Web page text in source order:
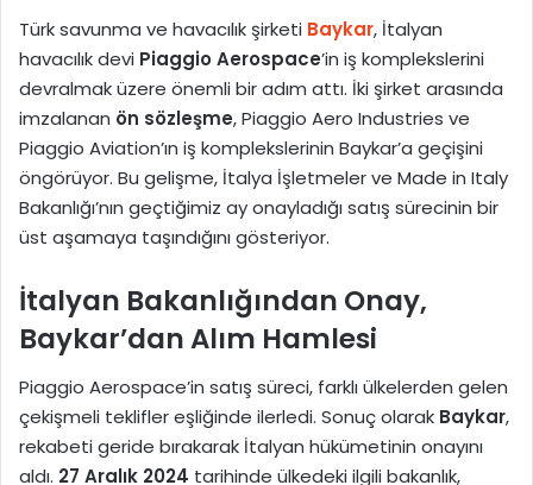
Türk savunma ve havacılık şirketi Baykar, İtalyan
havacılık devi Piaggio Aerospace’in iş komplekslerini
devralmak üzere önemli bir adım attı. İki şirket arasında
imzalanan ön sözleşme, Piaggio Aero Industries ve
Piaggio Aviation’ın iş komplekslerinin Baykar’a geçişini
öngörüyor. Bu gelişme, İtalya İşletmeler ve Made in Italy
Bakanlığı’nın geçtiğimiz ay onayladığı satış sürecinin bir
üst aşamaya taşındığını gösteriyor.
İtalyan Bakanlığından Onay,
Baykar’dan Alım Hamlesi
Piaggio Aerospace’in satış süreci, farklı ülkelerden gelen
çekişmeli teklifler eşliğinde ilerledi. Sonuç olarak Baykar,
rekabeti geride bırakarak İtalyan hükümetinin onayını
aldı. 27 Aralık 2024 tarihinde ülkedeki ilgili bakanlık,